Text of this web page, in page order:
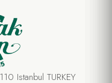
Istanbul TURKEY